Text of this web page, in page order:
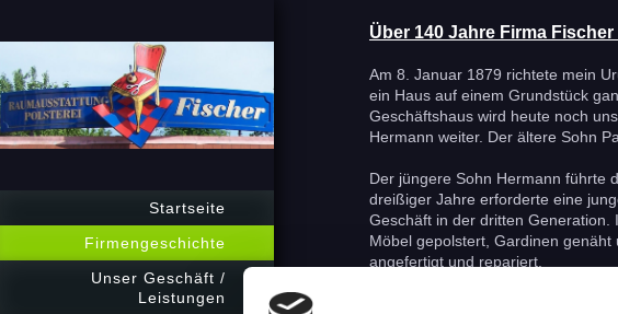
Startseite
Firmengeschichte
Unser Geschäft /
Leistungen
Über 140 Jahre Firma
Am 8. Januar 1879 richtete mein
ein Haus auf einem Grundstück
Geschäftshaus wird heute noch
Hermann weiter. Der ältere Sohn
Der jüngere Sohn Hermann führte
dreißiger Jahre erforderte eine
Geschäft in der dritten Generation.
Möbel gepolstert, Gardinen
angefertigt und repariert.
Mein Großvater führte das